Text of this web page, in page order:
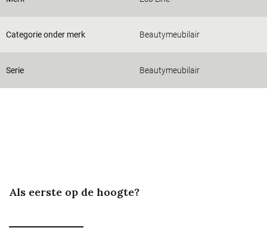
Categorie onder merk Beautymeubilair
Serie Beautymeubilair
Als eerste op de hoogte?